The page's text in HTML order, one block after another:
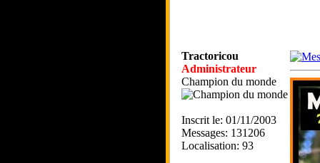
Tractoricou
Administrateur
Champion du monde
Inscrit le: 01/11/2003
Messages: 131206
Localisation: 93